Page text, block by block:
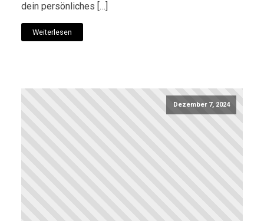
dein persönliches […]
Weiterlesen
Dezember 7, 2024